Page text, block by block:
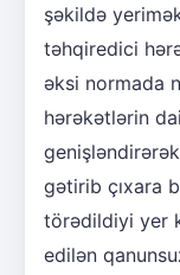
şəkildə
təhqiredici
əksi normada
hərəkətlərin
gətirib çıxara
törədildiyi yer
edilən